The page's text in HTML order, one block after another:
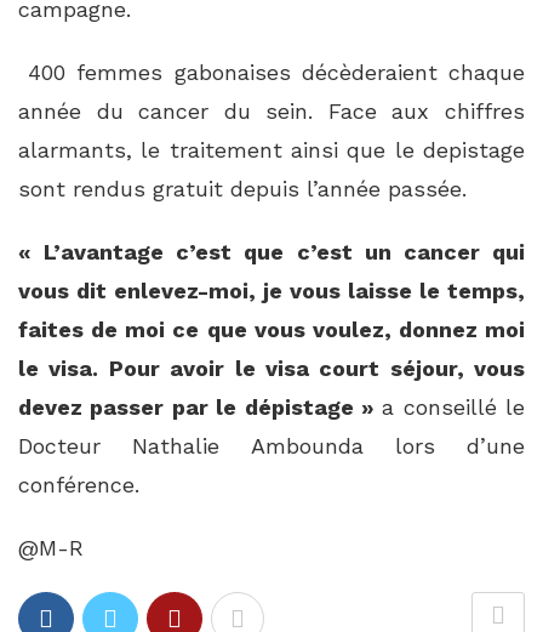
campagne.
400 femmes gabonaises décèderaient chaque
année du cancer du sein. Face aux chiffres
alarmants, le traitement ainsi que le depistage
sont rendus gratuit depuis l’année passée.
« L’avantage c’est que c’est un cancer qui
vous dit enlevez-moi, je vous laisse le temps,
faites de moi ce que vous voulez, donnez moi
le visa. Pour avoir le visa court séjour, vous
devez passer par le dépistage »a conseillé le
Docteur Nathalie Ambounda lors d’une
conférence.
@M-R